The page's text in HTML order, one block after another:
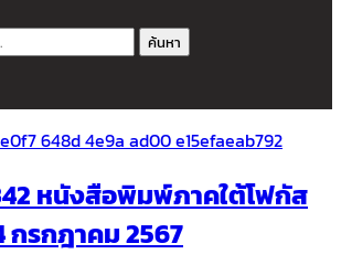
หนังสือพิมพ์ภาคใต้โฟกัส
กรกฎาคม 2567